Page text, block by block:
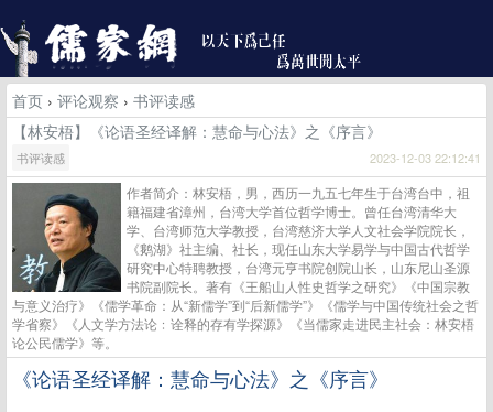
首页 › 评论观察 › 书评读感
【林安梧】《论语圣经译解：慧命与心法》之《序言》
书评读感 2023-12-03 22:12:41
作者简介：林安梧，男，西历一九五七年生于台湾台中，祖
籍福建省漳州，台湾大学首位哲学博士。曾任台湾清华大
学、台湾师范大学教授，台湾慈济大学人文社会学院院长，
《鹅湖》社主编、社长，现任山东大学易学与中国古代哲学
研究中心特聘教授，台湾元亨书院创院山长，山东尼山圣源
书院副院长。著有《王船山人性史哲学之研究》《中国宗教
与意义治疗》《儒学革命：从“新儒学”到“后新儒学”》《儒学与中国传统社会之哲
学省察》《人文学方法论﹕诠释的存有学探源》《当儒家走进民主社会：林安梧
论公民儒学》等。
《论语圣经译解：慧命与心法》之《序言》